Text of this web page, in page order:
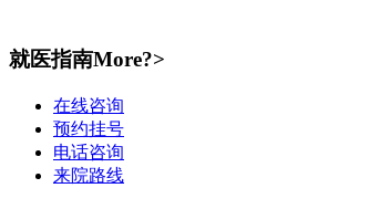
就医指南More?>
在线咨询
预约挂号
电话咨询
来院路线